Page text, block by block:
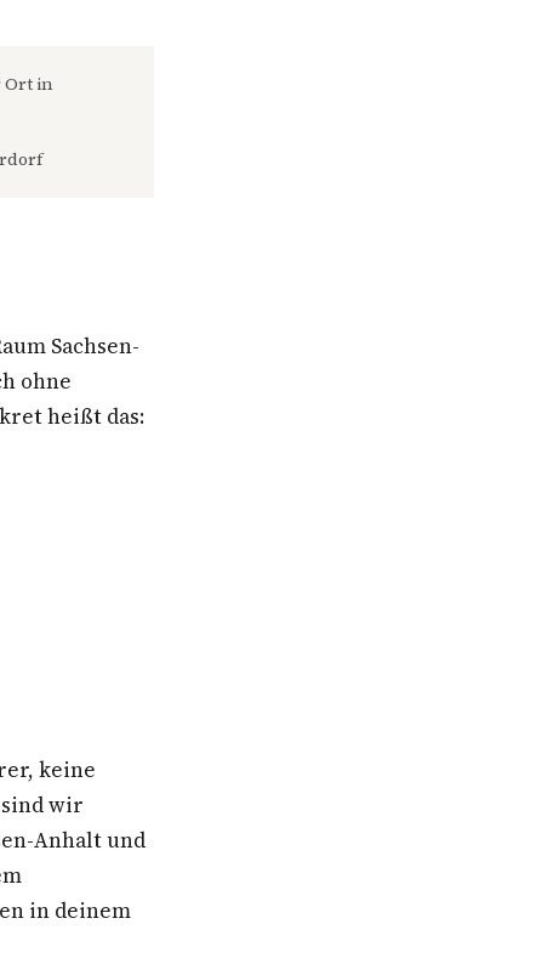
Ort in
Sachsen-
ohne
heißt das:
keine
wir
Anhalt und
in deinem